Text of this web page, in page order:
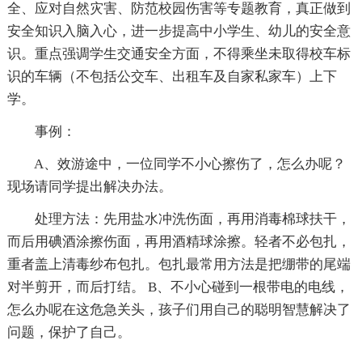
全、应对自然灾害、防范校园伤害等专题教育，真正做到
安全知识入脑入心，进一步提高中小学生、幼儿的安全意
识。重点强调学生交通安全方面，不得乘坐未取得校车标
识的车辆（不包括公交车、出租车及自家私家车）上下
学。
事例：
A、效游途中，一位同学不小心擦伤了，怎么办呢？
现场请同学提出解决办法。
处理方法：先用盐水冲洗伤面，再用消毒棉球扶干，
而后用碘酒涂擦伤面，再用酒精球涂擦。轻者不必包扎，
重者盖上清毒纱布包扎。包扎最常用方法是把绷带的尾端
对半剪开，而后打结。 B、不小心碰到一根带电的电线，
怎么办呢在这危急关头，孩子们用自己的聪明智慧解决了
问题，保护了自己。